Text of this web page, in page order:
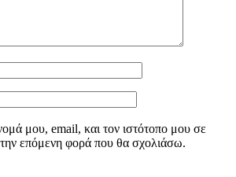
μου, email, και τον ιστότοπο μου σε
επόμενη φορά που θα σχολιάσω.